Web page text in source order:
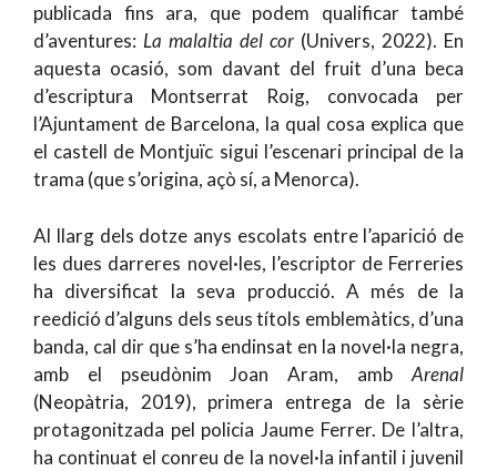
publicada fins ara, que podem qualificar també
d’aventures: La malaltia del cor (Univers, 2022). En
aquesta ocasió, som davant del fruit d’una beca
d’escriptura Montserrat Roig, convocada per
l’Ajuntament de Barcelona, la qual cosa explica que
el castell de Montjuïc sigui l’escenari principal de la
trama (que s’origina, açò sí, a Menorca).
Al llarg dels dotze anys escolats entre l’aparició de
les dues darreres novel·les, l’escriptor de Ferreries
ha diversificat la seva producció. A més de la
reedició d’alguns dels seus títols emblemàtics, d’una
banda, cal dir que s’ha endinsat en la novel·la negra,
amb el pseudònim Joan Aram, amb Arenal
(Neopàtria, 2019), primera entrega de la sèrie
protagonitzada pel policia Jaume Ferrer. De l’altra,
ha continuat el conreu de la novel·la infantil i juvenil